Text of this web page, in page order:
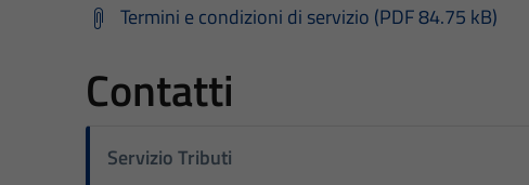
Termini e condizioni di servizio (PDF 84.75 kB)
Contatti
Servizio Tributi